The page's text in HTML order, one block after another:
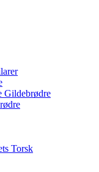
Gildebrødre
Torsk